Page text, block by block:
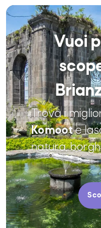
Vuoi
Trova i
Komoote
natura,